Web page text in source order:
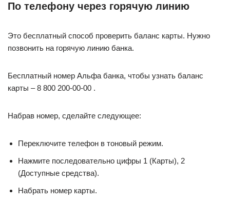
По телефону через горячую линию
Это бесплатный способ проверить баланс карты. Нужно
позвонить на горячую линию банка.
Бесплатный номер Альфа банка, чтобы узнать баланс
карты – 8 800 200-00-00 .
Набрав номер, сделайте следующее:
Переключите телефон в тоновый режим.
Нажмите последовательно цифры 1 (Карты), 2
(Доступные средства).
Набрать номер карты.